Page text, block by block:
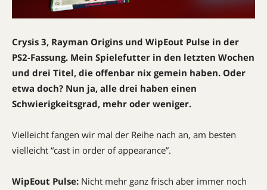
Crysis 3, Rayman Origins und WipEout Pulse in der
PS2-Fassung. Mein Spielefutter in den letzten Wochen
und drei Titel, die offenbar nix gemein haben. Oder
etwa doch? Nun ja, alle drei haben einen
Schwierigkeitsgrad, mehr oder weniger.
Vielleicht fangen wir mal der Reihe nach an, am besten
vielleicht “cast in order of appearance”.
WipEout Pulse: Nicht mehr ganz frisch aber immer noch